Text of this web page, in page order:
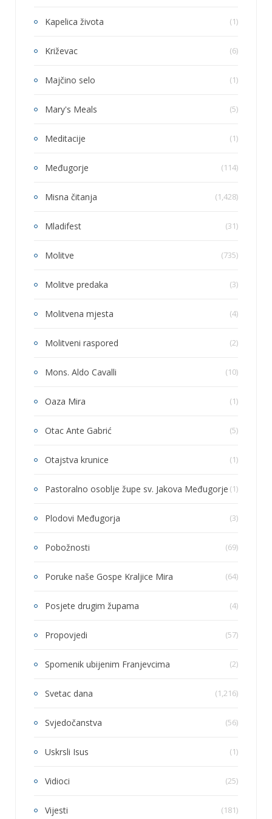
Kapelica života (1)
Križevac (6)
Majčino selo (1)
Mary's Meals (5)
Meditacije (1)
Međugorje (114)
Misna čitanja (1,428)
Mladifest (31)
Molitve (735)
Molitve predaka (3)
Molitvena mjesta (4)
Molitveni raspored (2)
Mons. Aldo Cavalli (10)
Oaza Mira (1)
Otac Ante Gabrić (5)
Otajstva krunice (1)
Pastoralno osoblje župe sv. Jakova Međugorje (1)
Plodovi Međugorja (3)
Pobožnosti (69)
Poruke naše Gospe Kraljice Mira (64)
Posjete drugim župama (4)
Propovjedi (57)
Spomenik ubijenim Franjevcima (2)
Svetac dana (1,216)
Svjedočanstva (56)
Uskrsli Isus (1)
Vidioci (25)
Vijesti (181)